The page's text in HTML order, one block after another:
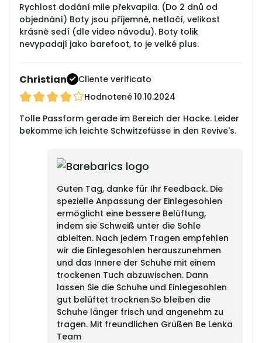
Rychlost dodání mile překvapila. (Do 2 dnů od
objednání) Boty jsou příjemné, netlačí, velikost
krásně sedí (dle video návodu). Boty tolik
nevypadají jako barefoot, to je velké plus.
Christian
Cliente verificato
Hodnotené10.10.2024
Tolle Passform gerade im Bereich der Hacke. Leider
bekomme ich leichte Schwitzefüsse in den Revive's.
Guten Tag, danke für Ihr Feedback. Die
spezielle Anpassung der Einlegesohlen
ermöglicht eine bessere Belüftung,
indem sie Schweiß unter die Sohle
ableiten. Nach jedem Tragen empfehlen
wir die Einlegesohlen herauszunehmen
und das Innere der Schuhe mit einem
trockenen Tuch abzuwischen. Dann
lassen Sie die Schuhe und Einlegesohlen
gut belüftet trocknen.So bleiben die
Schuhe länger frisch und angenehm zu
tragen. Mit freundlichen Grüßen Be Lenka
Team